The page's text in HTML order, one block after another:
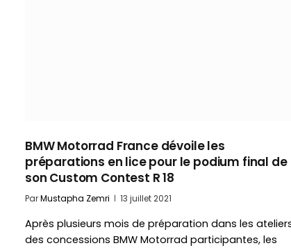
BMW Motorrad France dévoile les
préparations en lice pour le podium final de
son Custom Contest R 18
ParMustapha Zemri 13 juillet 2021
Après plusieurs mois de préparation dans les
des concessions BMW Motorrad participantes, les